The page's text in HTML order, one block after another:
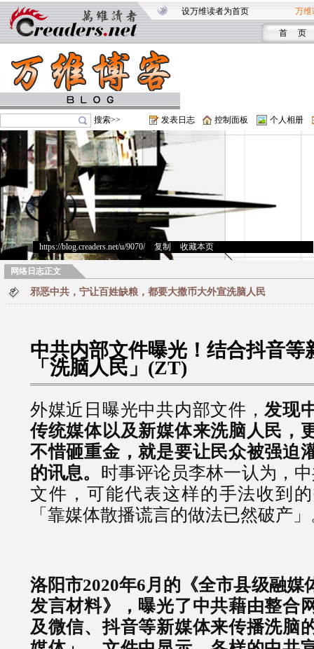
设万维读者为首页 万维
首 页
搜索>> 发表日志 控制面板 个人相册
https://blog.creaders.net/u/9070/> 复制 收藏本页
网络日志正文
邪恶中共，宁让百姓缺粮，都要大撒币大外宣洗脑人民
中共内部文件曝光！结合抖音等
「洗脑人民」(ZT)
外媒近日曝光中共内部文件，发现
传统媒体以及新媒体来洗脑人民，
不惜砸重金，就是要让民众被强迫
的讯息。
时事评论员李林一认为，
文件，可能代表这样的手法收到
「靠媒体散播谎言的做法已然破产
洛阳市2020年6月的《全市县级融媒
发言材料》，曝光了中共藉由整合
及微信、抖音等新媒体来传播洗脑